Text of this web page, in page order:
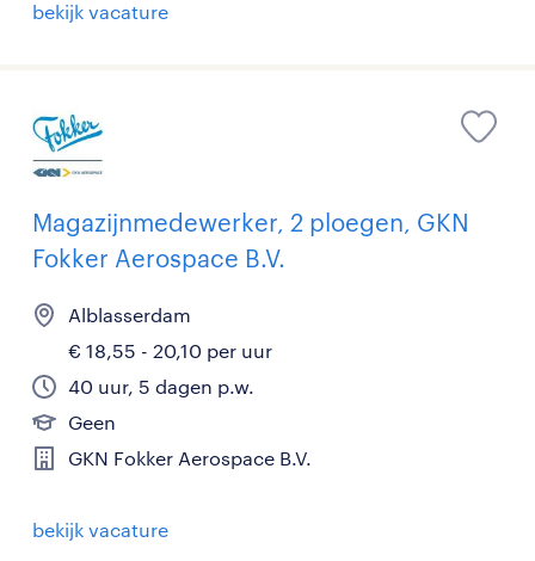
bekijk vacature
Magazijnmedewerker, 2 ploegen, GKN
Fokker Aerospace B.V.
Alblasserdam
€ 18,55 - 20,10 per uur
40 uur, 5 dagen p.w.
Geen
GKN Fokker Aerospace B.V.
bekijk vacature